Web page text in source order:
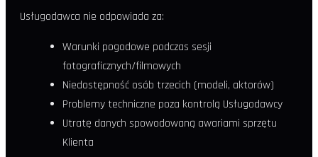
Usługodawca nie odpowiada za:
Warunki pogodowe podczas sesji
fotograficznych/filmowych
Niedostępność osób trzecich (modeli, aktorów)
Problemy techniczne poza kontrolą Usługodawcy
Utratę danych spowodowaną awariami sprzętu
Klienta